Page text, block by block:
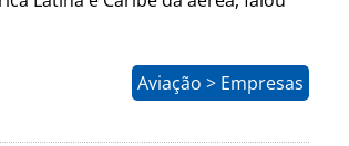
Aviação > Empresas